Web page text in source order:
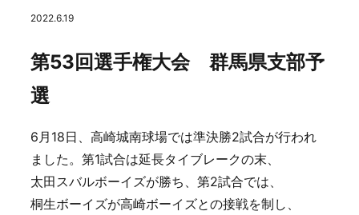
2022.6.19
第53回選手権大会 群馬県支部予
選
6月18日、高崎城南球場では準決勝2試合が行われ
ました。第1試合は延長タイブレークの末、
太田スバルボーイズが勝ち、第2試合では、
桐生ボーイズが高崎ボーイズとの接戦を制し、